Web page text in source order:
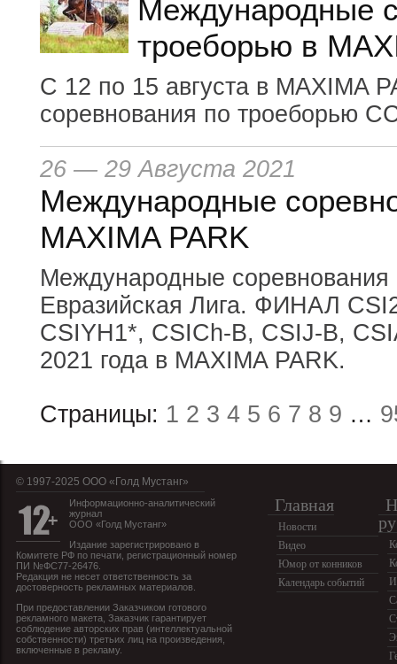
Международные
троеборью в
C 12 по 15 августа в MAXIMA
соревнования по троеборью
26 — 29 Августа 2021
Международные
MAXIMA PARK
Международные соревнования
Евразийская Лига. ФИНАЛ
CSIYH1*, CSICh-B, CSIJ-B,
2021 года в MAXIMA PARK.
Страницы: 1 2 3 4 5 6 7 8 9 …
© 1997-2025 OOO «Голд Мустанг»
Информационно-аналитический
журнал
ООО «Голд Мустанг»
Издание зарегистрировано в
Комитете РФ по печати, регистрационный номер
ПИ №ФС77-26476.
Редакция не несет ответственность за
достоверность рекламных материалов.
При предоставлении Заказчиком готового
рекламного макета, Заказчик гарантирует
соблюдение авторских прав (интеллектуальной
собственности) третьих лиц на произведения,
включенные в рекламу.
Главная
Новости
Видео
Юмор от конников
Календарь событий